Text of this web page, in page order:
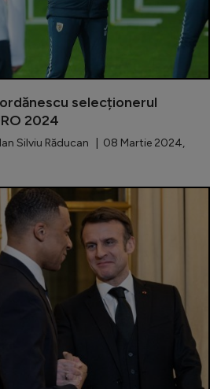
selecționerul
2024
Silviu Răducan | 08 Martie 2024,